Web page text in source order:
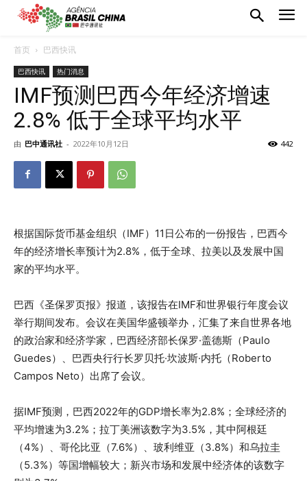
首页 巴西快讯
巴西快讯 热门消息
IMF预测巴西今年经济增速
2.8% 低于全球平均水平
由 巴中通讯社 - 2022年10月12日 442
根据国际货币基金组织（IMF）11日公布的一份报告，巴西今
年的经济增长率预计为2.8%，低于全球、拉美以及发展中国
家的平均水平。
巴西《圣保罗页报》报道，该报告在IMF和世界银行年度会议
举行期间发布。会议在美国华盛顿举办，汇集了来自世界各地
的政治家和经济学家，巴西经济部长保罗·盖德斯（Paulo
Guedes）、巴西央行行长罗贝托·坎波斯·内托（Roberto
Campos Neto）出席了会议。
据IMF预测，巴西2022年的GDP增长率为2.8%；全球经济的
平均增速为3.2%；拉丁美洲该数字为3.5%，其中阿根廷
（4%）、哥伦比亚（7.6%）、玻利维亚（3.8%）和乌拉圭
（5.3%）等国增幅较大；新兴市场和发展中经济体的该数字